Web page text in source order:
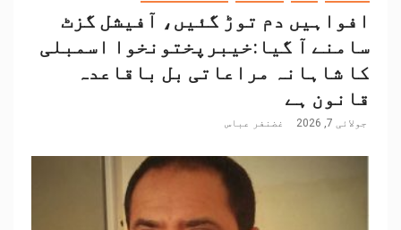
افواہیں دم توڑ گئیں، آفیشل گزٹ
سامنے آ گیا:خیبرپختونخوا اسمبلی
کا شاہانہ مراعاتی بل باقاعدہ
قانون ہے
جولائی 7, 2026 غضنفر عباس